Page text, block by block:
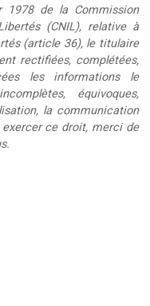
de la Commission
(CNIL), relative à
(article 36), le titulaire
rectifiées, complétées,
les informations le
équivoques,
la communication
ce droit, merci de